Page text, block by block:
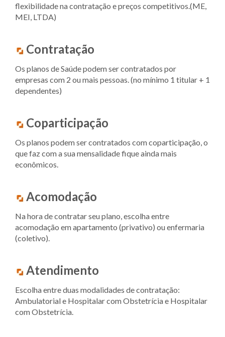
flexibilidade na contratação e preços competitivos.(ME,
MEI, LTDA)
Contratação
Os planos de Saúde podem ser contratados por
empresas com 2 ou mais pessoas. (no mínimo 1 titular + 1
dependentes)
Coparticipação
Os planos podem ser contratados com coparticipação, o
que faz com a sua mensalidade fique ainda mais
econômicos.
Acomodação
Na hora de contratar seu plano, escolha entre
acomodação em apartamento (privativo) ou enfermaria
(coletivo).
Atendimento
Escolha entre duas modalidades de contratação:
Ambulatorial e Hospitalar com Obstetrícia e Hospitalar
com Obstetrícia.